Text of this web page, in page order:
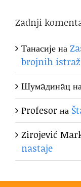
Zadnji
Танасијена
brojnih
Шумaдинaц
Profesorна
Zirojević
nastaje